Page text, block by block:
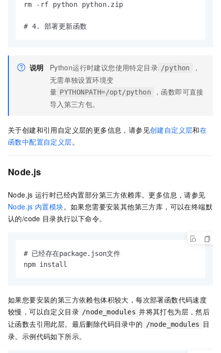
rm -rf python python.zip
# 4. 部署更新函数
说明 Python运行时建议您使用特定目录 /python
，
无需单独设置环境变
量 PYTHONPATH=/opt/python
，函数即可直接
导入第三方包。
关于创建和引用自定义层的更多信息，请参见创建自定义层和在
函数中配置自定义层。
Node.js
Node.js 运行时已经内置部分第三方依赖库。更多信息，请参见
Node.js 内置模块。如果您需要安装其他第三方库，可以在终端默
认的/code 目录执行以下命令。
# 已经存在package.json文件
npm install
如果您要安装的第三方依赖包体积较大，每次部署函数代码速度
较慢，可以自定义目录 /node_modules 并将其打包为层，然后
让函数去引用此层。最后删除代码目录中的 /node_modules
目
录。示例代码如下所示。